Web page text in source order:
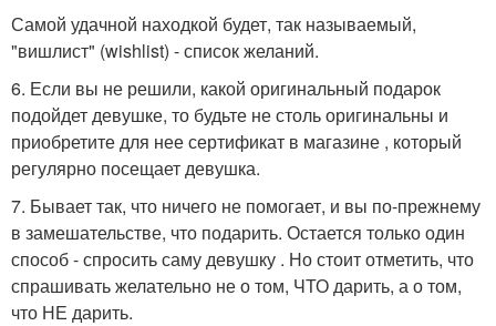
Самой удачной находкой будет, так называемый,
"вишлист" (wishlist) - список желаний.
6. Если вы не решили, какой оригинальный подарок
подойдет девушке, то будьте не столь оригинальны и
приобретите для нее сертификат в магазине , который
регулярно посещает девушка.
7. Бывает так, что ничего не помогает, и вы по-прежнему
в замешательстве, что подарить. Остается только один
способ - спросить саму девушку . Но стоит отметить, что
спрашивать желательно не о том, ЧТО дарить, а о том,
что НЕ дарить.